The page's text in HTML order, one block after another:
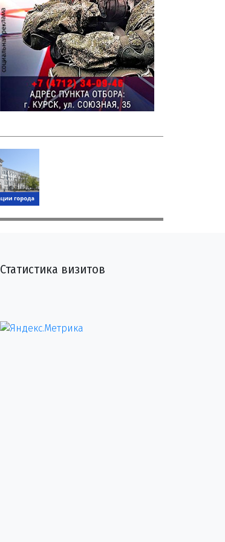
Статистика визитов